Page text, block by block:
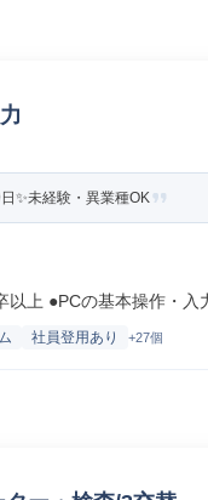
✨未経験・異業種OK
上 ●PCの基本操作・入
社員登用あり +27個